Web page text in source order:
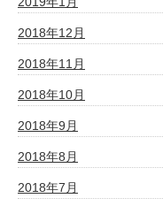
2018年12月
2018年11月
2018年10月
2018年9月
2018年8月
2018年7月